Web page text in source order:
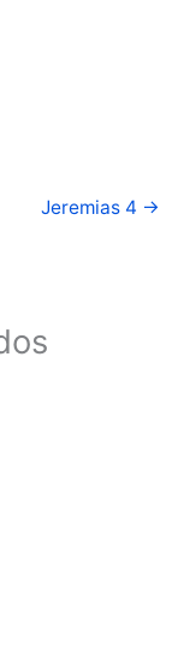
Jeremias 4 →